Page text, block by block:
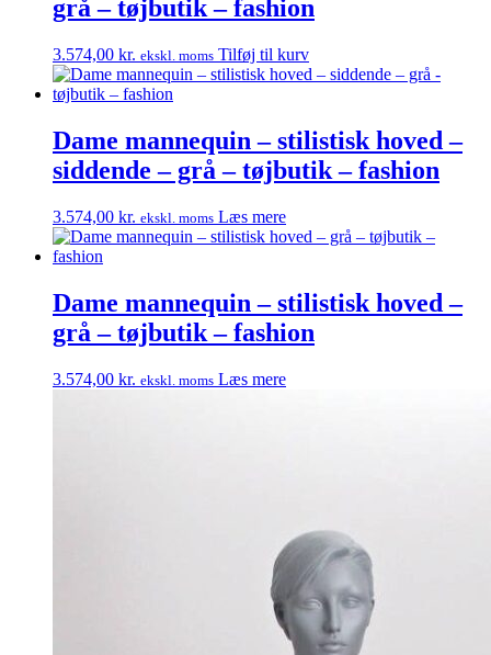
grå – tøjbutik – fashion
3.574,00 kr. ekskl. moms Tilføj til kurv
Dame mannequin – stilistisk hoved –
siddende – grå – tøjbutik – fashion
3.574,00 kr. ekskl. moms Læs mere
Dame mannequin – stilistisk hoved –
grå – tøjbutik – fashion
3.574,00 kr. ekskl. moms Læs mere